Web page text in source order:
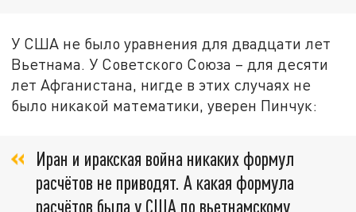
У США не было уравнения для двадцати лет
Вьетнама. У Советского Союза – для десяти
лет Афганистана, нигде в этих случаях не
было никакой математики, уверен Пинчук:
Иран и иракская война никаких формул
расчётов не приводят. А какая формула
расчётов была у США по вьетнамскому